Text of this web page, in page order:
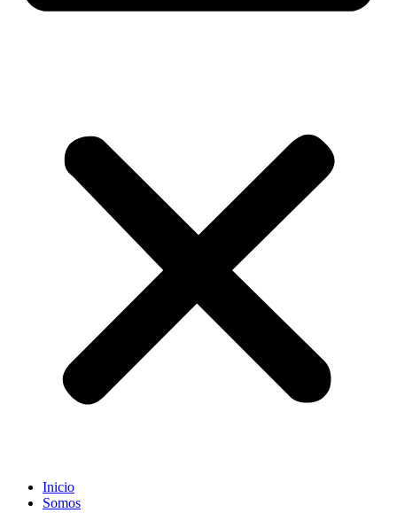
Inicio
Somos